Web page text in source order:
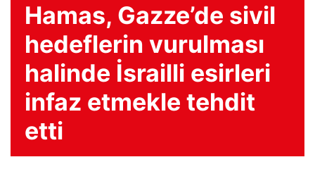
Hamas, Gazze’de sivil
hedeflerin vurulması
halinde İsrailli esirleri
infaz etmekle tehdit
etti